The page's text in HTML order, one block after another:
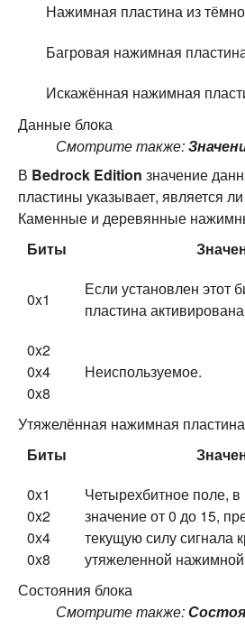
Нажимная пластина из
Багровая нажимная
Искажённая нажимная
Данные блока
Смотрите также:
В Bedrock Edition значение
пластины указывает, является
Каменные и деревянные
Биты
0x1
Если установлен этот
пластина активирована
0x2
0x4
0x8
Неиспользуемое.
Утяжелённая нажимная пластина
Биты
0x1
0x2
0x4
0x8
Четырехбитное поле, в
значение от 0 до 15,
текущую силу сигнала
утяжеленной
Состояния блока
Смотрите также: